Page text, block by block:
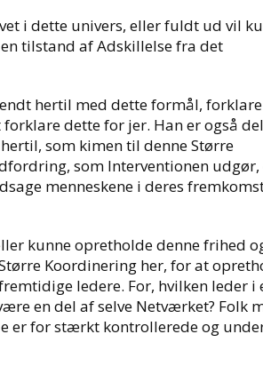
i dette univers, eller fuldt ud vil
tilstand af Adskillelse fra det
hertil med dette formål,
dette for jer. Han er også
som kimen til denne Større
som Interventionen udgør,
menneskene i deres
kunne opretholde denne frihed
Koordinering her, for at
ledere. For, hvilken leder i
en del af selve Netværket? Folk
er for stærkt kontrollerede og